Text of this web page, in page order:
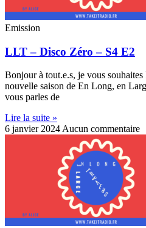
Emission
LLT – Disco Zéro – S4 E2
Bonjour à tout.e.s, je vous souhaites
nouvelle saison de En Long, en
vous parles de
Lire la suite »
6 janvier 2024 Aucun commentaire